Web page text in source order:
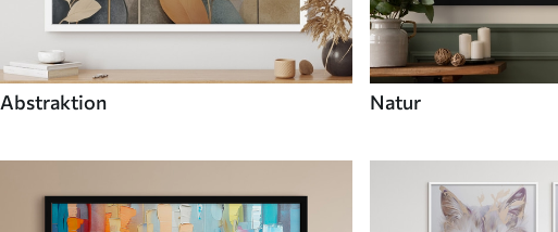
Abstraktion Natur